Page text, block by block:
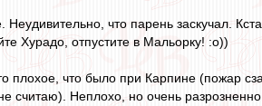
что парень заскучал.
Хурадо, отпустите в Мальорку! :о))
плохое, что было при Карпине (пожар
считаю). Неплохо, но очень